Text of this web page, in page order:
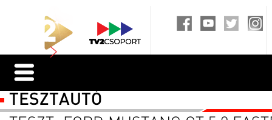
TESZTAUTÓ